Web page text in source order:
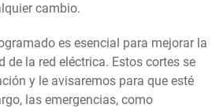
cambio.
es esencial para mejorar la
de la red eléctrica. Estos cortes se
y le avisaremos para que esté
las emergencias, como